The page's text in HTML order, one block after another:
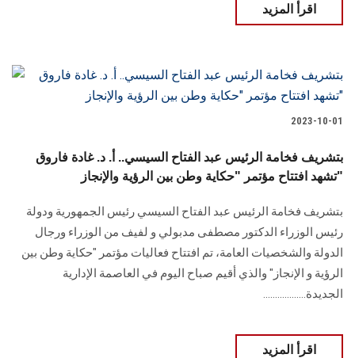
اقرأ المزيد
2023-10-01
بتشريف فخامة الرئيس عبد الفتاح السيسي.. أ. د. غادة فاروق
تشهد افتتاح مؤتمر "حكاية وطن بين الرؤية والإنجاز"
بتشريف فخامة الرئيس عبد الفتاح السيسي رئيس الجمهورية ودولة
رئيس الوزراء الدكتور مصطفى مدبولي و لفيف من الوزراء ورجال
الدولة والشخصيات العامة، تم افتتاح فعاليات مؤتمر "حكاية وطن بين
الرؤية و الإنجاز" والذي أقيم صباح اليوم في العاصمة الإدارية
الجديدة..................
اقرأ المزيد